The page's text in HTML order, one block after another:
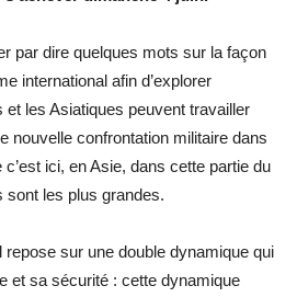
par dire quelques mots sur la façon
international afin d’explorer
les Asiatiques peuvent travailler
nouvelle confrontation militaire dans
ici, en Asie, dans cette partie du
sont les plus grandes.
sur une double dynamique qui
et sa sécurité : cette dynamique